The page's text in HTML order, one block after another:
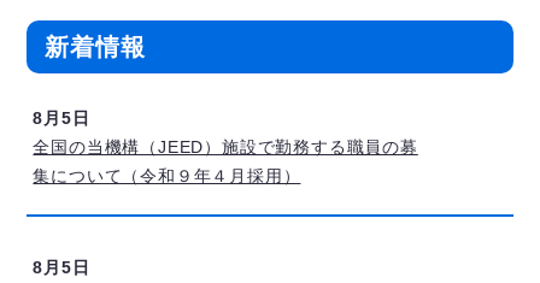
新着情報
8月5日
全国の当機構（JEED）施設で勤務する職員の募
集について（令和９年４月採用）
8月5日